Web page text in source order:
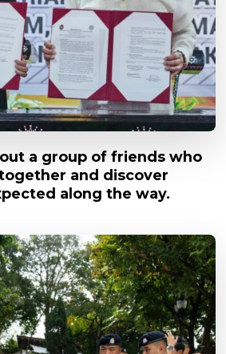
a group of friends who
and discover
along the way.